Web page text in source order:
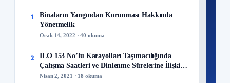
1
Binaların Yangından Korunması Hakkında
Yönetmelik
Ocak 14, 2022 · 40 okuma
2
ILO 153 No’lu Karayolları Taşımacılığında
Çalışma Saatleri ve Dinlenme Sürelerine İlişkin
Sözleşme
Nisan 2, 2021 · 18 okuma